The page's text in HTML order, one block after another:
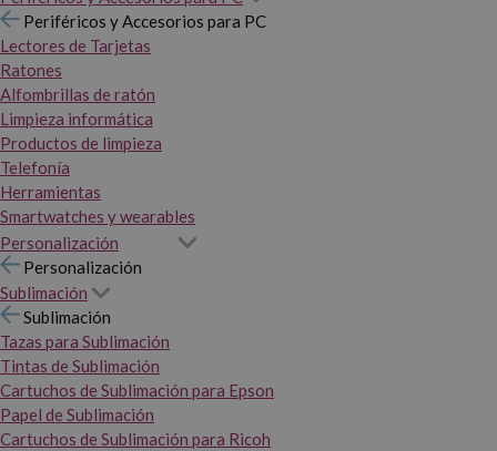
Periféricos y Accesorios para PC
Lectores de Tarjetas
Ratones
Alfombrillas de ratón
Limpieza informática
Productos de limpieza
Telefonía
Herramientas
Smartwatches y wearables
Personalización
Personalización
Sublimación
Sublimación
Tazas para Sublimación
Tintas de Sublimación
Cartuchos de Sublimación para Epson
Papel de Sublimación
Cartuchos de Sublimación para Ricoh